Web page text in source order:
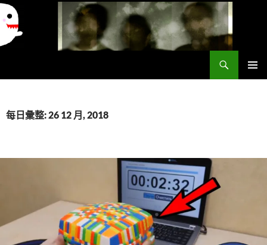
要
每日彙整: 26 12 月, 2018